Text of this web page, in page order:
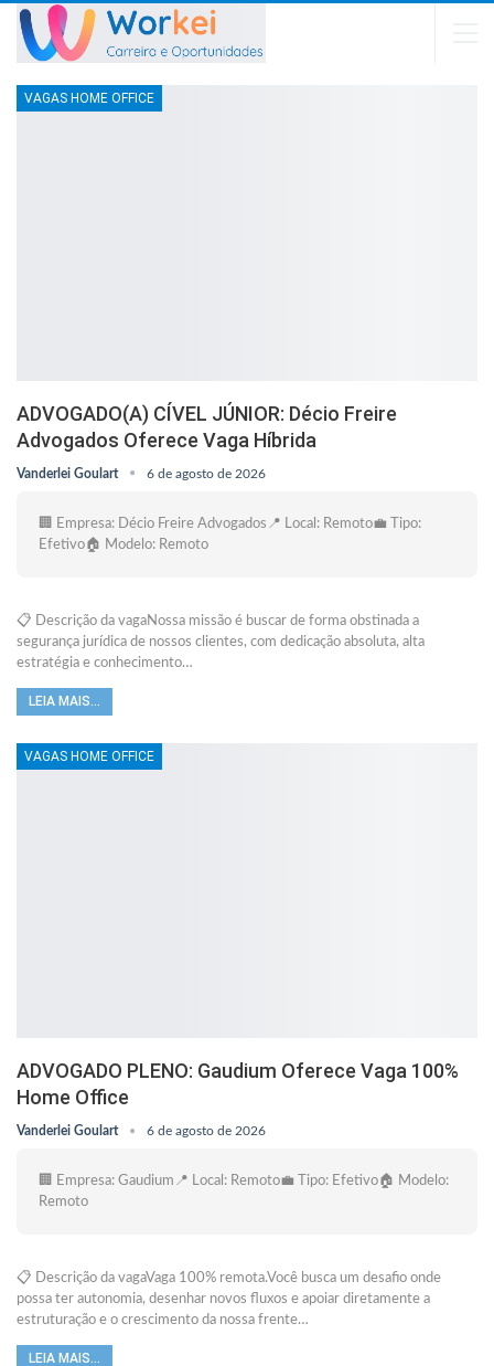
VAGAS HOME OFFICE
ADVOGADO(A) CÍVEL JÚNIOR: Décio Freire
Advogados Oferece Vaga Híbrida
Vanderlei Goulart 6 de agosto de 2026
🏢 Empresa: Décio Freire Advogados📍 Local: Remoto💼 Tipo:
Efetivo🏠 Modelo: Remoto
📋 Descrição da vagaNossa missão é buscar de forma obstinada a
segurança jurídica de nossos clientes, com dedicação absoluta, alta
estratégia e conhecimento…
LEIA MAIS...
VAGAS HOME OFFICE
ADVOGADO PLENO: Gaudium Oferece Vaga 100%
Home Office
Vanderlei Goulart 6 de agosto de 2026
🏢 Empresa: Gaudium📍 Local: Remoto💼 Tipo: Efetivo🏠 Modelo:
Remoto
📋 Descrição da vagaVaga 100% remota.Você busca um desafio onde
possa ter autonomia, desenhar novos fluxos e apoiar diretamente a
estruturação e o crescimento da nossa frente…
LEIA MAIS...